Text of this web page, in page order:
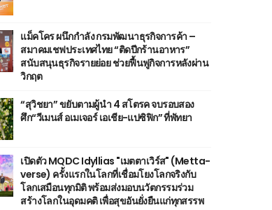
แม็คโคร ผนึกกำลัง กรมพัฒนาธุรกิจการค้า –
สมาคมเชฟประเทศไทย “ติดปีกร้านอาหาร”
สนับสนุนธุรกิจรายย่อย ช่วยฟื้นฟูกิจการหลังผ่าน
วิกฤต
“สุวิชยา” ขยับตามผู้นำ 4 สโตรค จบรอบสอง
ศึก“วีเมนส์ อเมเจอร์ เอเชีย-แปซิฟิก” ที่พัทยา
เปิดตัว MQDC Idyllias "เมตตาเวิร์ส" (Metta-
verse) ครั้งแรกในโลกที่เชื่อมโยงโลกจริงกับ
โลกเสมือนทุกมิติ พร้อมส่งมอบนวัตกรรมร่วม
สร้างโลกในอุดมคติ เพื่อสุขอันยั่งยืนแก่ทุกสรรพ